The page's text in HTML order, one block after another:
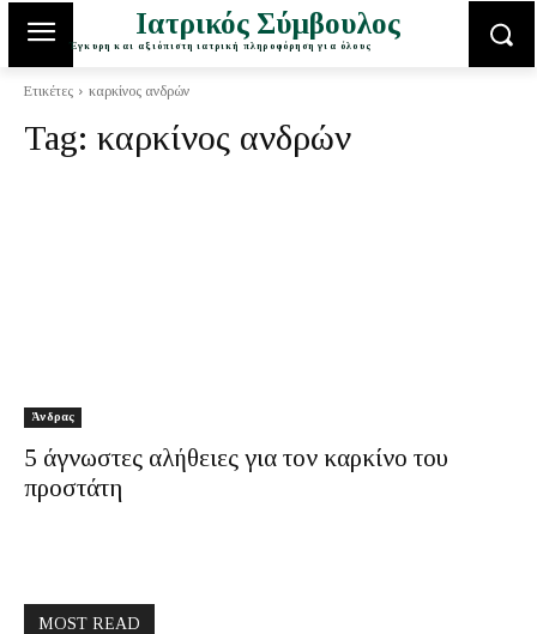
Ιατρικός Σύμβουλος
Έγκυρη και αξιόπιστη ιατρική πληροφόρηση για όλους
Ετικέτες καρκίνος ανδρών
Tag: καρκίνος ανδρών
Άνδρας
5 άγνωστες αλήθειες για τον καρκίνο του
προστάτη
MOST READ